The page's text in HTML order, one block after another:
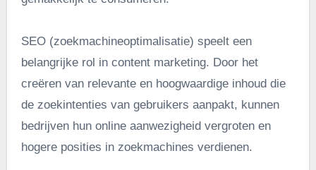
SEO (zoekmachineoptimalisatie) speelt een
belangrijke rol in content marketing. Door het
creëren van relevante en hoogwaardige inhoud die
de zoekintenties van gebruikers aanpakt, kunnen
bedrijven hun online aanwezigheid vergroten en
hogere posities in zoekmachines verdienen.